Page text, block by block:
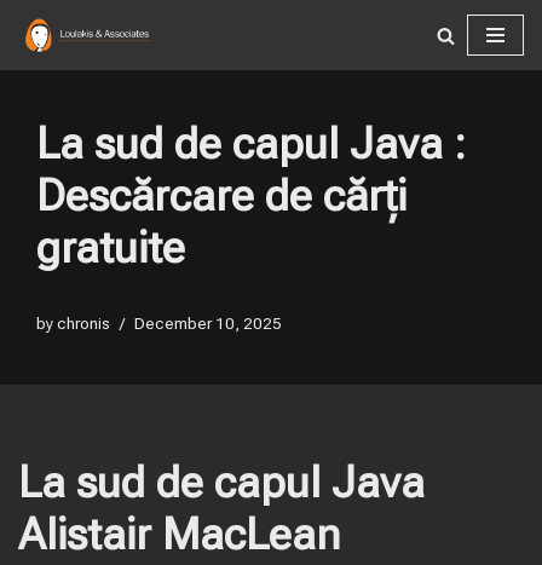
Skip
content
La sud de capul Java :
Descărcare de cărți
gratuite
bychronis December 10, 2025
La sud de capul Java
Alistair MacLean